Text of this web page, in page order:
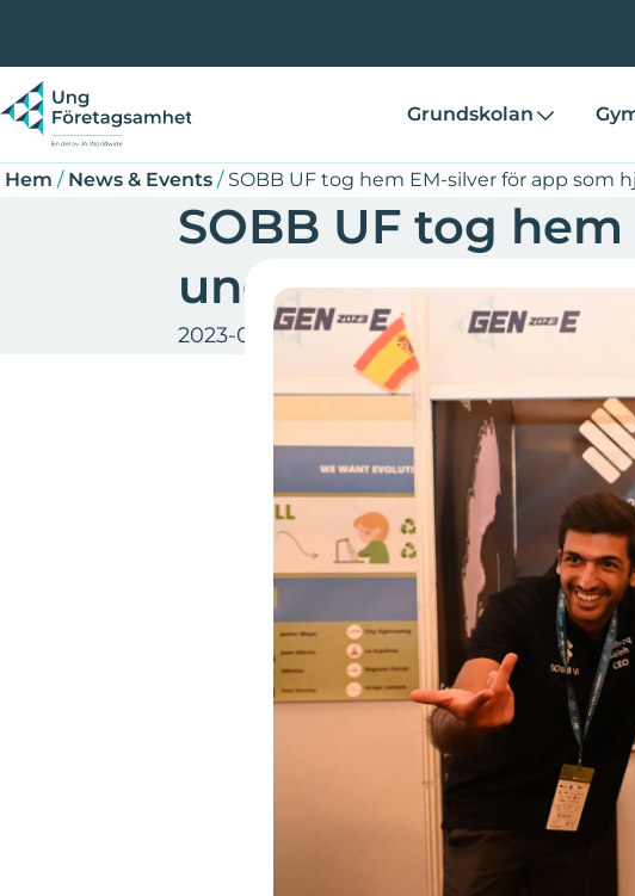
Grundskolan
Hem / News & Events / SOBB UF tog hem EM-silver för app som
SOBB UF tog
unga till jobb
2023-07-20 Ung Företagsamhet Sverige